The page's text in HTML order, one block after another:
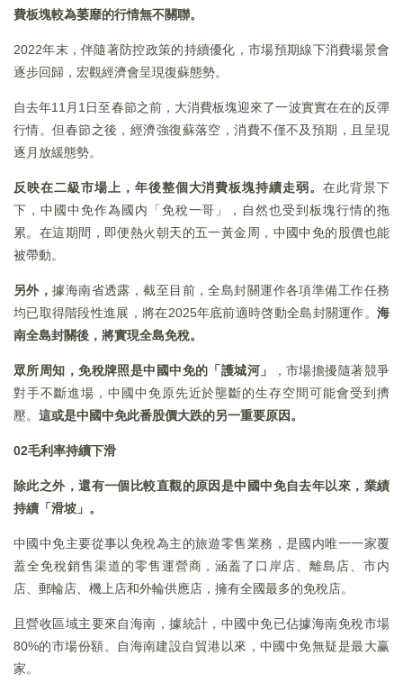
費板塊較為萎靡的行情無不關聯。
2022年末，伴隨著防控政策的持續優化，市場預期線下消費場景會
逐步回歸，宏觀經濟會呈現復蘇態勢。
自去年11月1日至春節之前，大消費板塊迎來了一波實實在在的反彈
行情。但春節之後，經濟強復蘇落空，消費不僅不及預期，且呈現
逐月放緩態勢。
反映在二級市場上，年後整個大消費板塊持續走弱。在此背景下
下，中國中免作為國内「免稅一哥」，自然也受到板塊行情的拖
累。在這期間，即便熱火朝天的五一黃金周，中國中免的股價也能
被帶動。
另外，據海南省透露，截至目前，全島封關運作各項準備工作任務
均已取得階段性進展，將在2025年底前適時啓動全島封關運作。 海
南全島封關後，將實現全島免稅。
眾所周知，免稅牌照是中國中免的「護城河」
，市場擔擾隨著競爭
對手不斷進場，中國中免原先近於壟斷的生存空間可能會受到擠
壓。 這或是中國中免此番股價大跌的另一重要原因。
02毛利率持續下滑
除此之外，還有一個比較直觀的原因是中國中免自去年以來，業績
持續「滑坡」。
中國中免主要從事以免稅為主的旅遊零售業務，是國内唯一一家覆
蓋全免稅銷售渠道的零售運營商，涵蓋了口岸店、離島店、市内
店、郵輪店、機上店和外輪供應店，擁有全國最多的免稅店。
且營收區域主要來自海南，據統計，中國中免已佔據海南免稅市場
80%的市場份額。自海南建設自貿港以來，中國中免無疑是最大赢
家。